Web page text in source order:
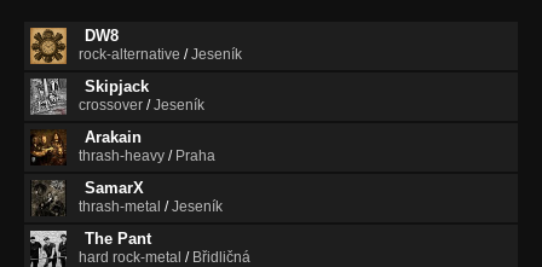
DW8
rock-alternative /Jeseník
Skipjack
crossover /Jeseník
Arakain
thrash-heavy / Praha
SamarX
thrash-metal /Jeseník
The Pant
hard rock-metal / Břidličná